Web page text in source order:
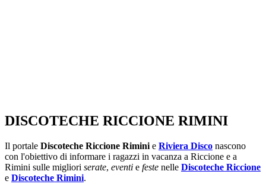
DISCOTECHE RICCIONE RIMINI
Il portale Discoteche Riccione Rimini e Riviera Disco nascono
con l'obiettivo di informare i ragazzi in vacanza a Riccione e a
Rimini sulle migliori serate, eventi e feste nelle Discoteche Riccione
e Discoteche Rimini.